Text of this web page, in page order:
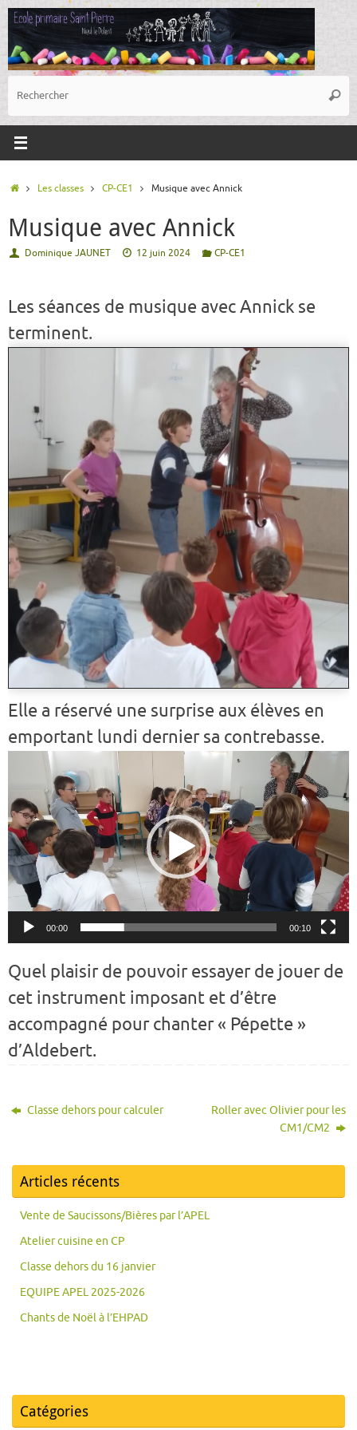
Passer
contenu
:
AccueilLes classes CP-CE1 Musique avec Annick
Musique avec Annick
Dominique JAUNET 12 juin 2024 CP-CE1
Les séances de musique avec Annick se
terminent.
Elle a réservé une surprise aux élèves en
emportant lundi dernier sa contrebasse.
00:00 00:10
Quel plaisir de pouvoir essayer de jouer de
cet instrument imposant et d’être
accompagné pour chanter « Pépette »
d’Aldebert.
Classe dehors pour calculer
Roller avec Olivier pour les
CM1/CM2
Articles récents
Vente de Saucissons/Bières par l’APEL
Atelier cuisine en CP
Classe dehors du 16 janvier
EQUIPE APEL 2025-2026
Chants de Noël à l’EHPAD
Catégories